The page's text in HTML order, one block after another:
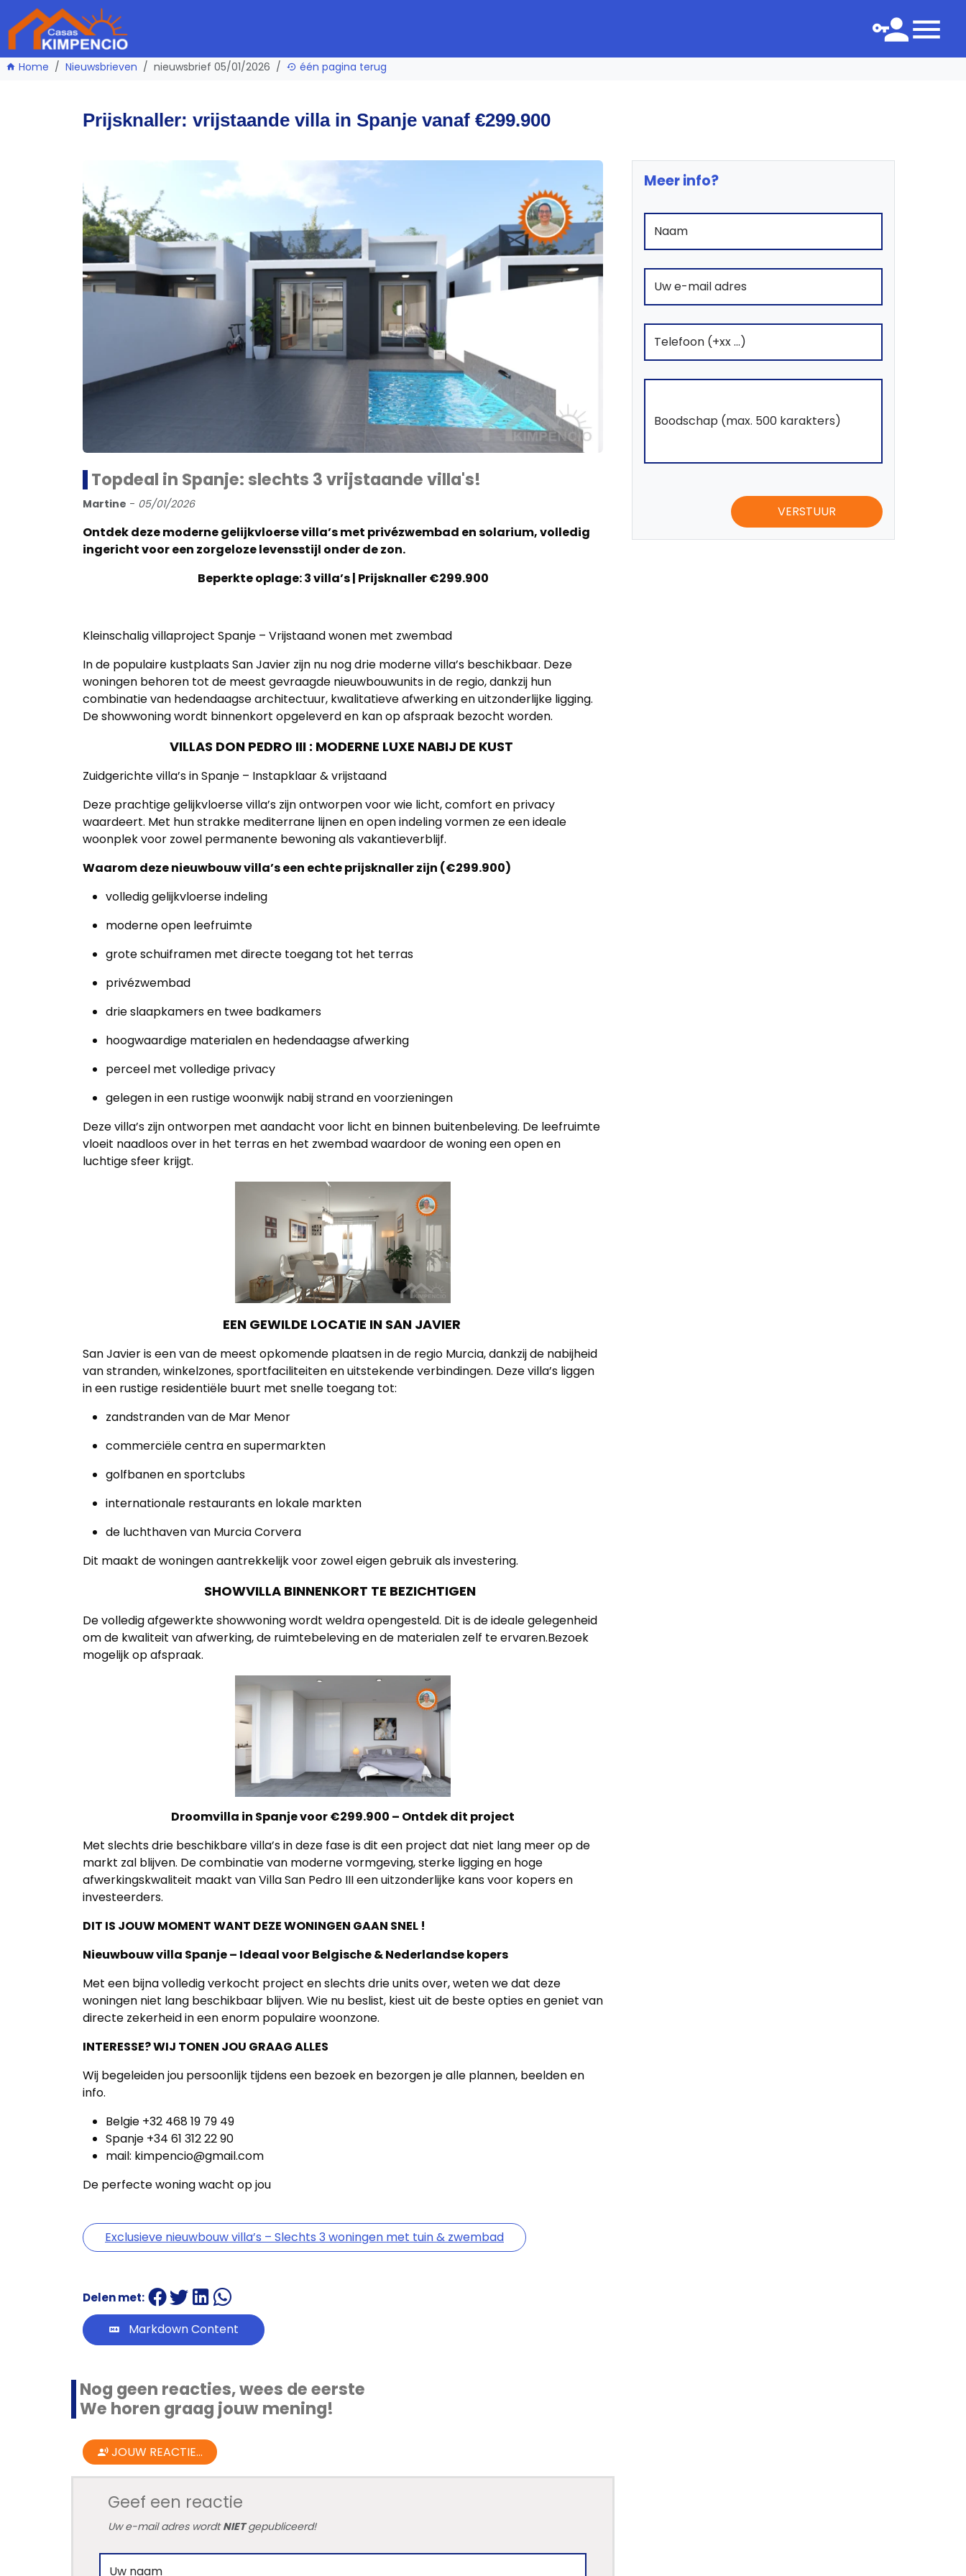
Contacteer
Home Nieuwsbrieven nieuwsbrief 05/01/2026 één pagina terug
Prijsknaller: vrijstaande villa in Spanje vanaf €299.900
Topdeal in Spanje: slechts 3 vrijstaande villa's!
Martine - 05/01/2026
Ontdek deze moderne gelijkvloerse villa’s met privézwembad en solarium, volledig
ingericht voor een zorgeloze levensstijl onder de zon.
Beperkte oplage: 3 villa’s | Prijsknaller €299.900
Kleinschalig villaproject Spanje – Vrijstaand wonen met zwembad
In de populaire kustplaats San Javier zijn nu nog drie moderne villa’s beschikbaar. Deze
woningen behoren tot de meest gevraagde nieuwbouwunits in de regio, dankzij hun
combinatie van hedendaagse architectuur, kwalitatieve afwerking en uitzonderlijke ligging.
De showwoning wordt binnenkort opgeleverd en kan op afspraak bezocht worden.
VILLAS DON PEDRO III : MODERNE LUXE NABIJ DE KUST
Zuidgerichte villa’s in Spanje – Instapklaar & vrijstaand
Deze prachtige gelijkvloerse villa’s zijn ontworpen voor wie licht, comfort en privacy
waardeert. Met hun strakke mediterrane lijnen en open indeling vormen ze een ideale
woonplek voor zowel permanente bewoning als vakantieverblijf.
Waarom deze nieuwbouw villa’s een echte prijsknaller zijn (€299.900)
volledig gelijkvloerse indeling
moderne open leefruimte
grote schuiframen met directe toegang tot het terras
privézwembad
drie slaapkamers en twee badkamers
hoogwaardige materialen en hedendaagse afwerking
perceel met volledige privacy
gelegen in een rustige woonwijk nabij strand en voorzieningen
Deze villa’s zijn ontworpen met aandacht voor licht en binnen buitenbeleving. De leefruimte
vloeit naadloos over in het terras en het zwembad waardoor de woning een open en
luchtige sfeer krijgt.
EEN GEWILDE LOCATIE IN SAN JAVIER
San Javier is een van de meest opkomende plaatsen in de regio Murcia, dankzij de nabijheid
van stranden, winkelzones, sportfaciliteiten en uitstekende verbindingen. Deze villa’s liggen
in een rustige residentiële buurt met snelle toegang tot:
zandstranden van de Mar Menor
commerciële centra en supermarkten
golfbanen en sportclubs
internationale restaurants en lokale markten
de luchthaven van Murcia Corvera
Dit maakt de woningen aantrekkelijk voor zowel eigen gebruik als investering.
SHOWVILLA BINNENKORT TE BEZICHTIGEN
De volledig afgewerkte showwoning wordt weldra opengesteld. Dit is de ideale gelegenheid
om de kwaliteit van afwerking, de ruimtebeleving en de materialen zelf te ervaren.Bezoek
mogelijk op afspraak.
Droomvilla in Spanje voor €299.900 – Ontdek dit project
Met slechts drie beschikbare villa’s in deze fase is dit een project dat niet lang meer op de
markt zal blijven. De combinatie van moderne vormgeving, sterke ligging en hoge
afwerkingskwaliteit maakt van Villa San Pedro III een uitzonderlijke kans voor kopers en
investeerders.
DIT IS JOUW MOMENT WANT DEZE WONINGEN GAAN SNEL !
Nieuwbouw villa Spanje – Ideaal voor Belgische & Nederlandse kopers
Met een bijna volledig verkocht project en slechts drie units over, weten we dat deze
woningen niet lang beschikbaar blijven. Wie nu beslist, kiest uit de beste opties en geniet van
directe zekerheid in een enorm populaire woonzone.
INTERESSE? WIJ TONEN JOU GRAAG ALLES
Wij begeleiden jou persoonlijk tijdens een bezoek en bezorgen je alle plannen, beelden en
info.
Belgie +32 468 19 79 49
Spanje +34 61 312 22 90
mail: kimpencio@gmail.com
De perfecte woning wacht op jou
Exclusieve nieuwbouw villa’s – Slechts 3 woningen met tuin & zwembad
Delen met:
Markdown Content
Nog geen reacties, wees de eerste
We horen graag jouw mening!
JOUW REACTIE...
Geef een reactie
Uw e-mail adres wordtNIETgepubliceerd!
Meer info?
VERSTUUR